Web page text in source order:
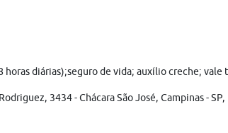
diárias);seguro de vida; auxílio creche;
3434 - Chácara São José, Campinas -